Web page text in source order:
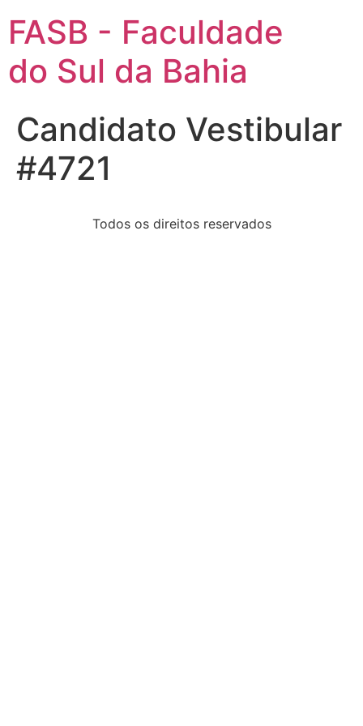
FASB - Faculdade
do Sul da Bahia
Candidato Vestibular
#4721
Todos os direitos reservados